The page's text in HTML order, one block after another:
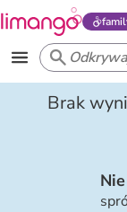
Brak